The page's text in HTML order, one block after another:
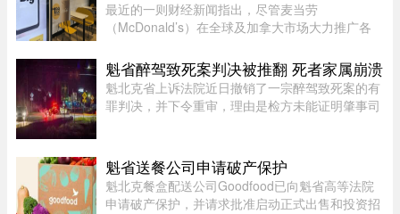
最近的一则财经新闻指出，尽管麦当劳
（McDonald’s）在全球及加拿大市场大力推广各
度依然出现了明显的放缓。图片来源：Global
News这一现象在加拿大知名社区论坛 r/ ...
魁省醉驾致死案判决被推翻 死者家属崩溃
魁北克省上诉法院近日撤销了一宗醉驾致死案的有
罪判决，并下令重审，理由是检方未能证明肇事司
Yannick Potvin驾驶踏板车行驶在Sai ...
魁省送餐公司申请破产保护
魁北克餐盒配送公司Goodfood已向魁省高等法院
申请破产保护，并请求批准启动正式出售和投资招